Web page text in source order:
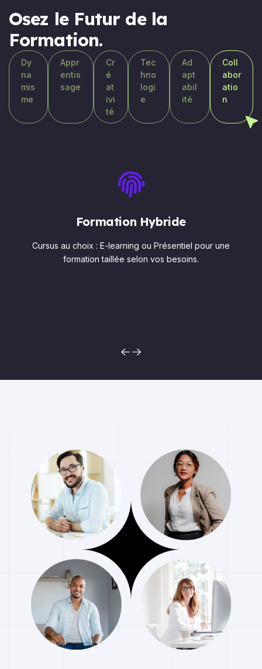
Osez le Futur de la
Formation.
Dy
na
mis
me
Appr
entis
sage
Cr
é
at
ivi
té
Tec
hno
logi
e
Ad
apt
abil
ité
Coll
abor
atio
n
Formation Hybride
Cursus au choix : E-learning ou Présentiel pour une
formation taillée selon vos besoins.